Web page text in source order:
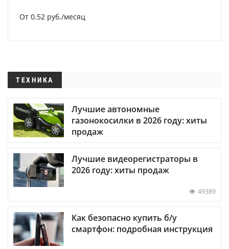
От 0.52 руб./месяц
ТЕХНИКА
Лучшие автономные
газонокосилки в 2026 году: хиты
продаж
Лучшие видеорегистраторы в
2026 году: хиты продаж
49389
Как безопасно купить б/у
смартфон: подробная инструкция